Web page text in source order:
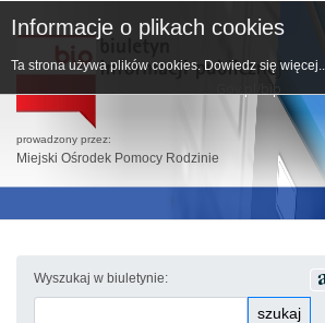
prowadzony przez:
Miejski Ośrodek Pomocy Rodzinie
Wyszukaj w biuletynie:
szukaj
Informacje o plikach cookies
Ta strona używa plików cookies. Dowiedz się więcej...